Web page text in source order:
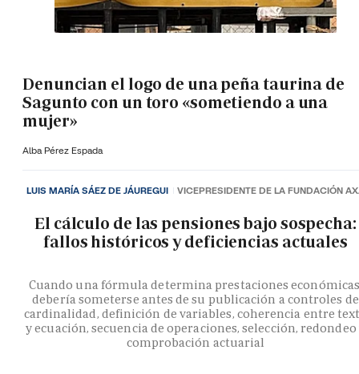
Denuncian el logo de una peña taurina de
Sagunto con un toro «sometiendo a una
mujer»
Alba Pérez Espada
El cálculo de las pensiones bajo sospecha:
fallos históricos y deficiencias actuales
Cuando una fórmula determina prestaciones
debería someterse antes de su publicación a controles de
cardinalidad, definición de variables, coherencia entre
y ecuación, secuencia de operaciones, selección, redondeo
comprobación actuarial
LUIS MARÍA SÁEZ DE JÁUREGUI VICEPRESIDENTE DE LA FUNDACIÓN